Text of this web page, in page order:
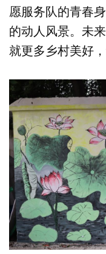
愿服务队的青春
的动人风景。未
就更多乡村美好